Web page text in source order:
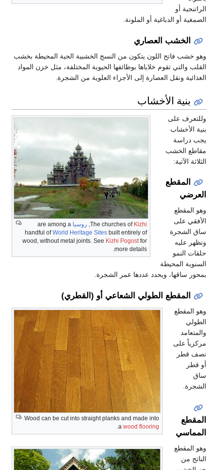
الدباغية أو الملونة.
العصاري
فاتح اللون يتكون من النسج الخشبية الحية المحيطة بخشب
تقوم خلاياها بوظائفها الحيوية المختلفة، مثل خزن المواد
ونقل العصارة إلى الأجزاء العلوية من الشجرة.
الأخشاب
The churches of Kizhi
,روسيا are among a
handful ofWorld Heritage Sitesbuilt entirely of
wood, without metal joints. SeeKizhi Pogost
for
more details.
على
المحيطة
ويحدد عددها عمر الشجرة.
الطولي الشعاعي أو (القطري)
Wood can be cut into straight planks and made into
awood flooring
.
على